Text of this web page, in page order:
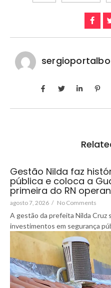
sergioportalbo
Gestão Nilda faz
pública e coloca a
primeira do RN
agosto 7, 2026 / No Comments
A gestão da prefeita Nilda Cruz
investimentos em segurança